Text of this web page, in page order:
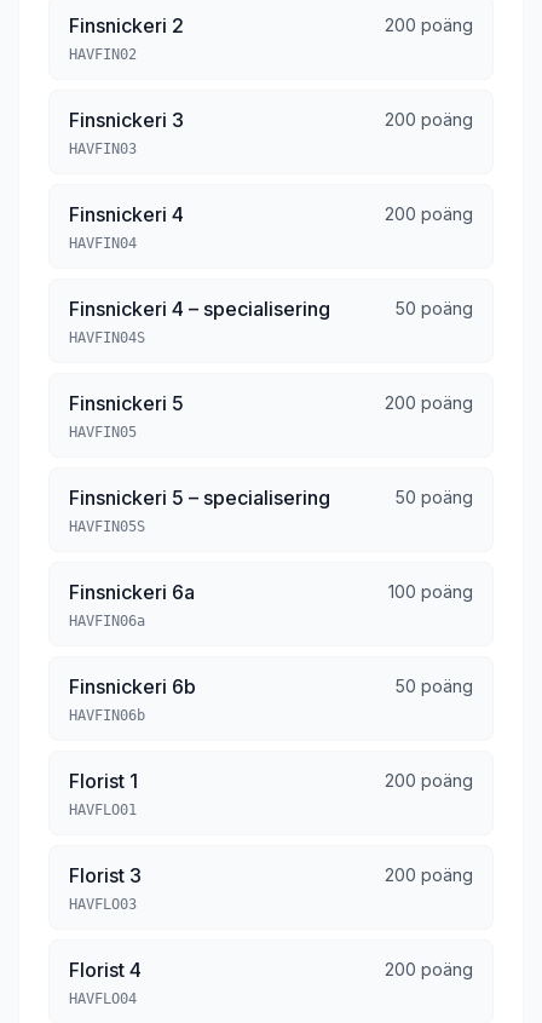
Finsnickeri 2 200 poäng
HAVFIN02
Finsnickeri 3 200 poäng
HAVFIN03
Finsnickeri 4 200 poäng
HAVFIN04
Finsnickeri 4 – specialisering 50 poäng
HAVFIN04S
Finsnickeri 5 200 poäng
HAVFIN05
Finsnickeri 5 – specialisering 50 poäng
HAVFIN05S
Finsnickeri 6a 100 poäng
HAVFIN06a
Finsnickeri 6b 50 poäng
HAVFIN06b
Florist 1 200 poäng
HAVFLO01
Florist 3 200 poäng
HAVFLO03
Florist 4 200 poäng
HAVFLO04